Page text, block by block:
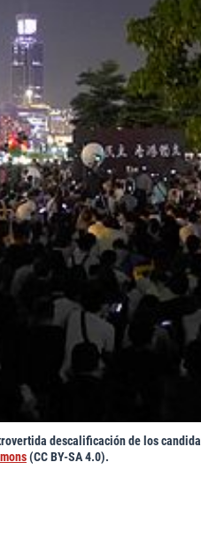
descalificación de los
(CC BY-SA 4.0).